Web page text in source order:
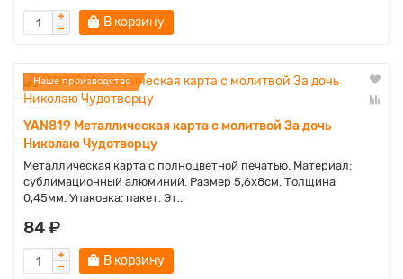
В корзину
Наше производство
YAN819 Металлическая карта с молитвой За дочь
Николаю Чудотворцу
Металлическая карта с полноцветной печатью. Материал:
сублимационный алюминий. Размер 5,6х8см. Толщина
0,45мм. Упаковка: пакет. Эт..
84 ₽
В корзину